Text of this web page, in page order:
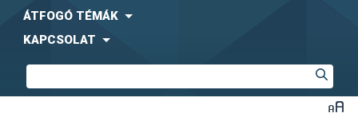
ÁTFOGÓ TÉMÁK
KAPCSOLAT